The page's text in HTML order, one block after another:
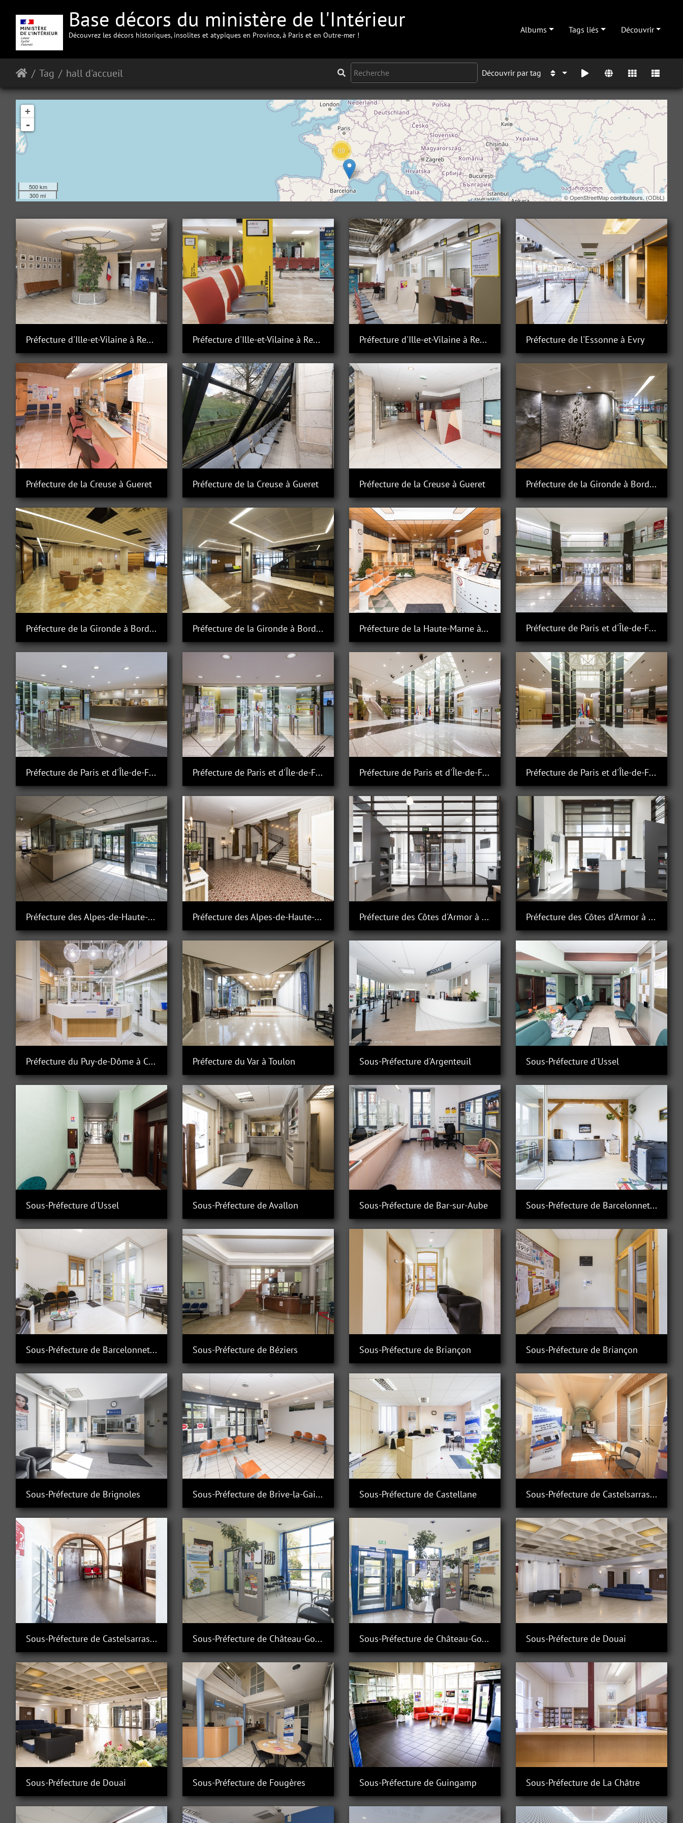
Base décors du ministère de l'Intérieur
Découvrez les décors historiques, insolites et atypiques en Province, à Paris et en Outre-mer !
Albums Tags liés Découvrir
Tag hall d'accueil Découvrir par tag
69
+
-
500 km
300 mi
©OpenStreetMapcontributeurs, (ODbL)
Préfecture d'Ille-et-Vilaine à Rennes Préfecture d'Ille-et-Vilaine à Rennes Préfecture d'Ille-et-Vilaine à Rennes Préfecture de l'Essonne à Evry
Préfecture de la Creuse à Gueret Préfecture de la Creuse à Gueret Préfecture de la Creuse à Gueret Préfecture de la Gironde à Bordeaux
Préfecture de la Gironde à Bordeaux Préfecture de la Gironde à Bordeaux Préfecture de la Haute-Marne à Chaumont Préfecture de Paris et d'Île-de-France
Préfecture de Paris et d'Île-de-France Préfecture de Paris et d'Île-de-France Préfecture de Paris et d'Île-de-France Préfecture de Paris et d'Île-de-France
Préfecture des Alpes-de-Haute-Provence à Dignes-les-bainslois Préfecture des Alpes-de-Haute-Provence à Dignes-les-bainslois Préfecture des Côtes d'Armor à Saint-Brieuc Préfecture des Côtes d'Armor à Saint-Brieuc
Préfecture du Puy-de-Dôme à Clermont-Ferrand Préfecture du Var à Toulon Sous-Préfecture d'Argenteuil Sous-Préfecture d'Ussel
Sous-Préfecture d'Ussel Sous-Préfecture de Avallon Sous-Préfecture de Bar-sur-Aube Sous-Préfecture de Barcelonnette
Sous-Préfecture de Barcelonnette Sous-Préfecture de Béziers Sous-Préfecture de Briançon Sous-Préfecture de Briançon
Sous-Préfecture de Brignoles Sous-Préfecture de Brive-la-Gaillarde Sous-Préfecture de Castellane Sous-Préfecture de Castelsarrasin
Sous-Préfecture de Castelsarrasin Sous-Préfecture de Château-Gontier Sous-Préfecture de Château-Gontier Sous-Préfecture de Douai
Sous-Préfecture de Douai Sous-Préfecture de Fougères Sous-Préfecture de Guingamp Sous-Préfecture de La Châtre